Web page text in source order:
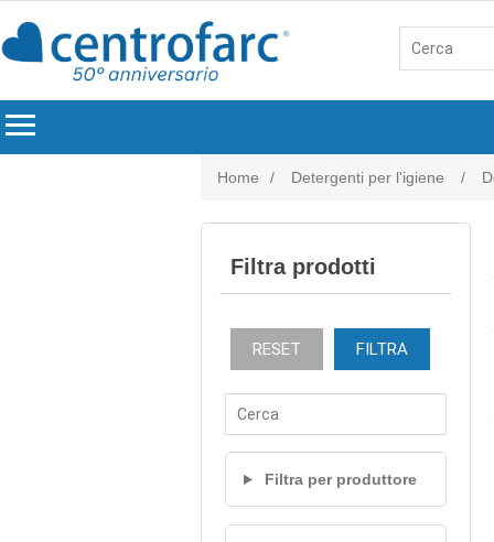
menu
Home / Detergenti per l'igiene /
Filtra prodotti
RESET FILTRA
Filtra per produttore